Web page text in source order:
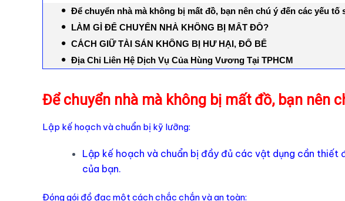
Để chuyển nhà mà không bị mất đồ, bạn nên chú ý đến các yếu tố
LÀM GÌ ĐỂ CHUYỂN NHÀ KHÔNG BỊ MẤT ĐỒ?
CÁCH GIỮ TÀI SẢN KHÔNG BỊ HƯ HẠI, ĐỔ BỂ
Địa Chỉ Liên Hệ Dịch Vụ Của Hùng Vương Tại TPHCM
Để chuyển nhà mà không bị mất đồ, bạn nên
Lập kế hoạch và chuẩn bị kỹ lưỡng:
Lập kế hoạch và chuẩn bị đầy đủ các vật dụng cần
của bạn.
Đóng gói đồ đạc một cách chắc chắn và an toàn: